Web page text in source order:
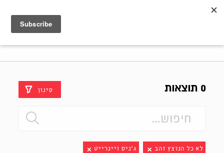
0 תוצאות סינון
לא כל הנוצץ זהב ג'ניס ויינרייט